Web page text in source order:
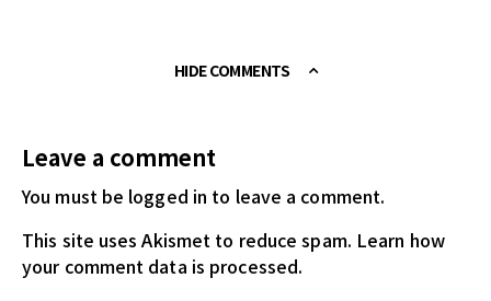
HIDE COMMENTS
Leave a comment
You must be logged in to leave a comment.
This site uses Akismet to reduce spam. Learn how
your comment data is processed.